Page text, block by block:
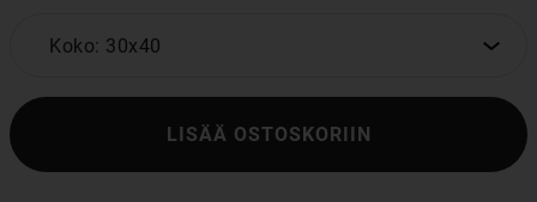
Koko: 30x40
LISÄÄ OSTOSKORIIN